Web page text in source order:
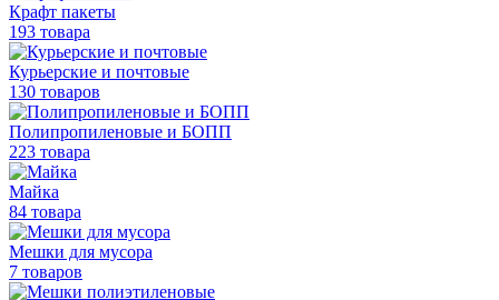
Крафт пакеты
193 товара
Курьерские и почтовые
130 товаров
Полипропиленовые и БОПП
223 товара
Майка
84 товара
Мешки для мусора
7 товаров